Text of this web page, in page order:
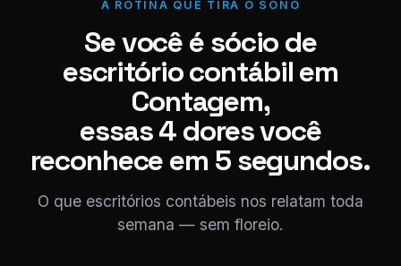
A ROTINA QUE TIRA O SONO
Se você é sócio de
escritório contábil em
Contagem,
essas 4 dores você
reconhece em 5 segundos.
O que escritórios contábeis nos relatam toda
semana — sem floreio.